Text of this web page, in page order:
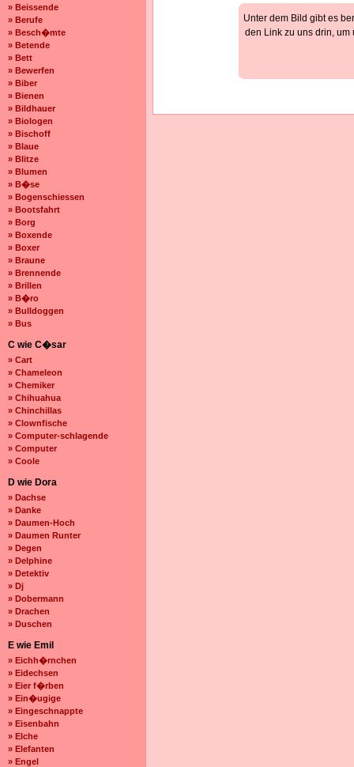
» Beissende
» Berufe
» Besch�mte
» Betende
» Bett
» Bewerfen
» Biber
» Bienen
» Bildhauer
» Biologen
» Bischoff
» Blaue
» Blitze
» Blumen
» B�se
» Bogenschiessen
» Bootsfahrt
» Borg
» Boxende
» Boxer
» Braune
» Brennende
» Brillen
» B�ro
» Bulldoggen
» Bus
C wie C�sar
» Cart
» Chameleon
» Chemiker
» Chihuahua
» Chinchillas
» Clownfische
» Computer-schlagende
» Computer
» Coole
D wie Dora
» Dachse
» Danke
» Daumen-Hoch
» Daumen Runter
» Degen
» Delphine
» Detektiv
» Dj
» Dobermann
» Drachen
» Duschen
E wie Emil
» Eichh�rnchen
» Eidechsen
» Eier f�rben
» Ein�ugige
» Eingeschnappte
» Eisenbahn
» Elche
» Elefanten
» Engel
Unter dem Bild gibt es
den Link zu uns drin,